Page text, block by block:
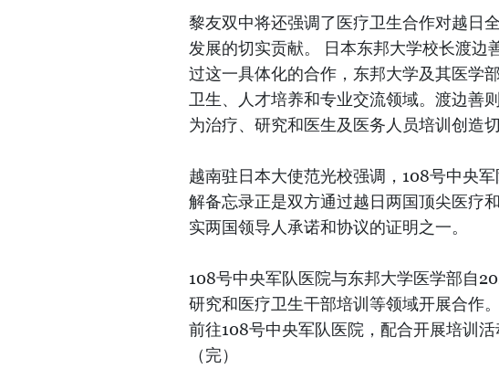
黎友双中将还强调了医疗卫生合作对越日
发展的切实贡献。 日本东邦大学校长渡边
过这一具体化的合作，东邦大学及其医学
卫生、人才培养和专业交流领域。渡边善
为治疗、研究和医生及医务人员培训创造切
越南驻日本大使范光校强调，108号中央
解备忘录正是双方通过越日两国顶尖医疗
实两国领导人承诺和协议的证明之一。
108号中央军队医院与东邦大学医学部自
研究和医疗卫生干部培训等领域开展合作
前往108号中央军队医院，配合开展培训
（完）